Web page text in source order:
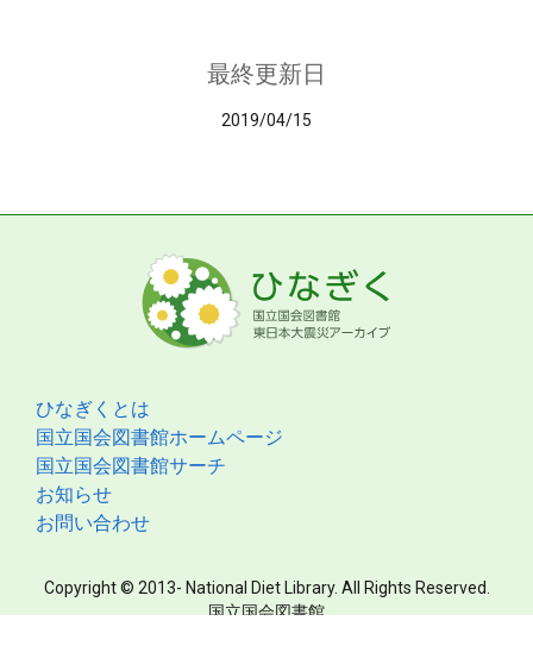
最終更新日
2019/04/15
ひなぎくとは
国立国会図書館ホームページ
国立国会図書館サーチ
お知らせ
お問い合わせ
Copyright © 2013- National Diet Library. All Rights Reserved.